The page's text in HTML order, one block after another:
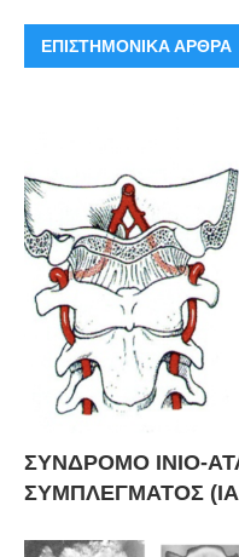
ΕΠΙΣΤΗΜΟΝΙΚΑ ΑΡΘΡΑ
ΣΥΝΔΡΟΜΟ ΙΝΙΟ-
ΣΥΜΠΛΕΓΜΑΤΟΣ